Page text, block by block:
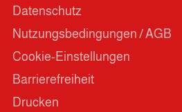
Datenschutz
Nutzungsbedingungen / AGB
Cookie-Einstellungen
Barrierefreiheit
Drucken